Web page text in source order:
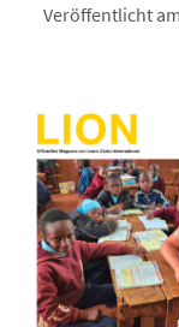
Veröffentlicht